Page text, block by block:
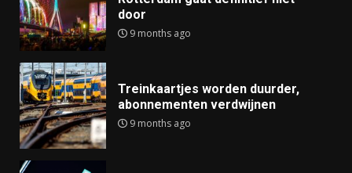
door
9 months ago
Treinkaartjes worden duurder,
abonnementen verdwijnen
9 months ago